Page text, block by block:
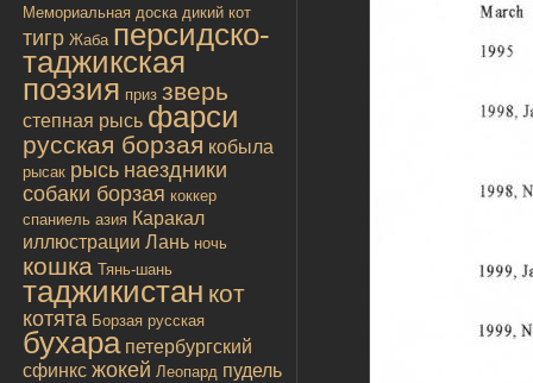
Мемориальная доска дикий кот
тигр Жаба персидско-
таджикская
поэзия приз зверь
степная рысь фарси
русская борзая кобыла
рысак рысь наездники
собаки борзая коккер
спаниель азия Каракал
иллюстрации Лань ночь
кошка Тянь-шань
таджикистан кот
котята Борзая русская
бухара петербургский
сфинкс жокей Леопард пудель